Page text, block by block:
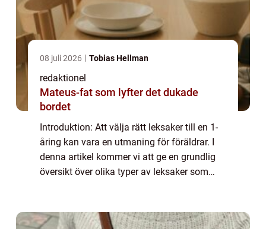
08 juli 2026 Tobias Hellman
redaktionel
Mateus-fat som lyfter det dukade
bordet
Introduktion: Att välja rätt leksaker till en 1-
åring kan vara en utmaning för föräldrar. I
denna artikel kommer vi att ge en grundlig
översikt över olika typer av leksaker som